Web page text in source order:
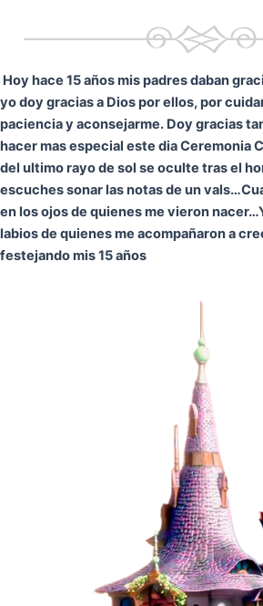
Hoy hace 15 años mis padres daban
yo doy gracias a Dios por ellos, por
paciencia y aconsejarme. Doy gracias
hacer mas especial este dia Ceremonia
del ultimo rayo de sol se oculte tras el
escuches sonar las notas de un vals…
en los ojos de quienes me vieron nacer…
labios de quienes me acompañaron a
festejando mis 15 años